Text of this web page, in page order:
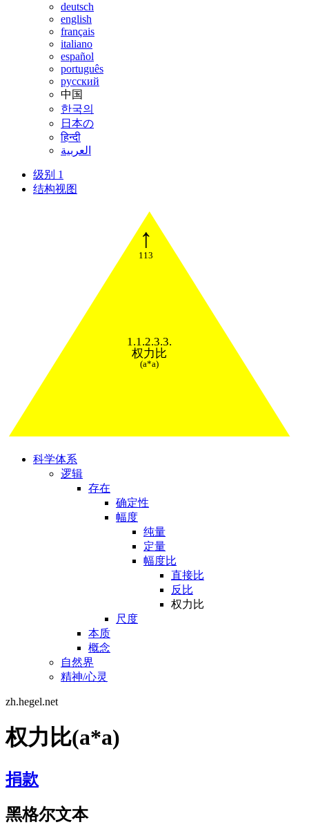
deutsch
english
français
italiano
español
português
русский
中国
한국의
日本の
हिन्दी
العربية
级别 1
结构视图
1.1.2.3.3.
权力比
(a*a)
↑
113
科学体系
逻辑
存在
确定性
幅度
纯量
定量
幅度比
直接比
反比
权力比
尺度
本质
概念
自然界
精神/心灵
zh.hegel.net
权力比(a*a)
捐款
黑格尔文本